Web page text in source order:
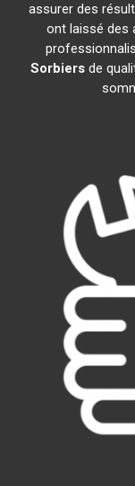
assurer des
ont laissé des
Sorbiers de